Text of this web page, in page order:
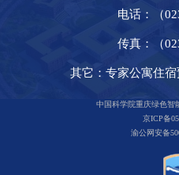
电话：（
传真：（
其它：专家公寓住
中国科学院重庆绿色智
京ICP备
渝公网安备